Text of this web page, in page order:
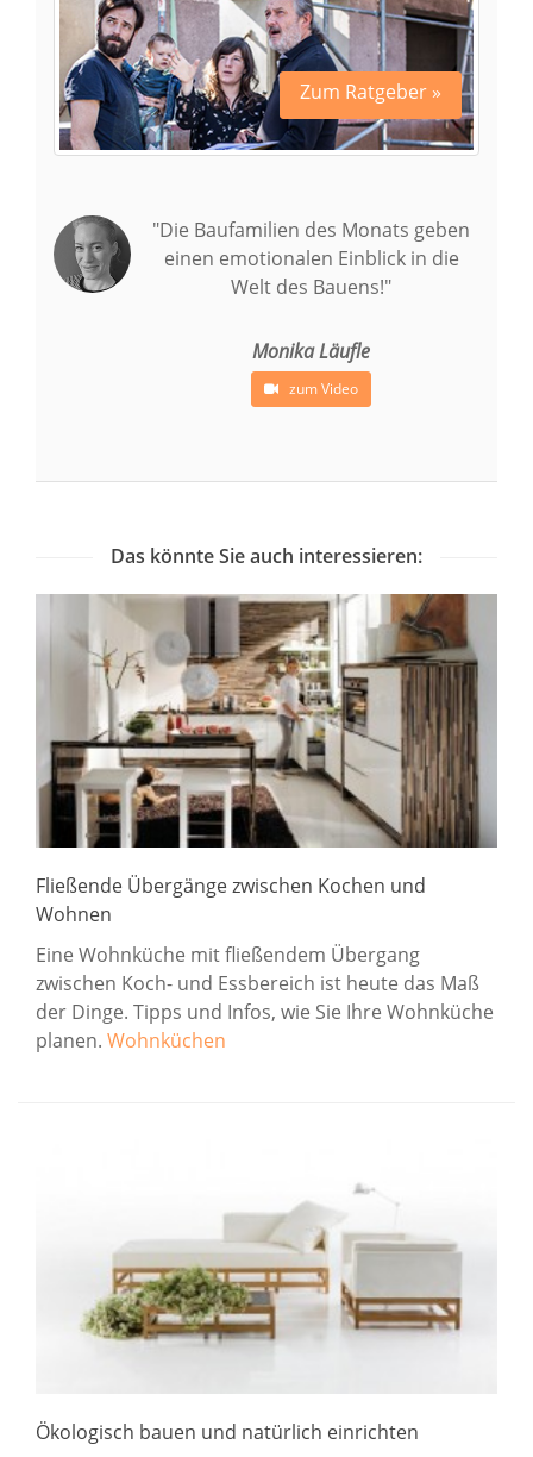
Zum Ratgeber »
"Die Baufamilien des Monats geben
einen emotionalen Einblick in die
Welt des Bauens!"
Monika Läufle
zum Video
Das könnte Sie auch interessieren:
Fließende Übergänge zwischen Kochen und
Wohnen
Eine Wohnküche mit fließendem Übergang
zwischen Koch- und Essbereich ist heute das Maß
der Dinge. Tipps und Infos, wie Sie Ihre Wohnküche
planen. Wohnküchen
Ökologisch bauen und natürlich einrichten